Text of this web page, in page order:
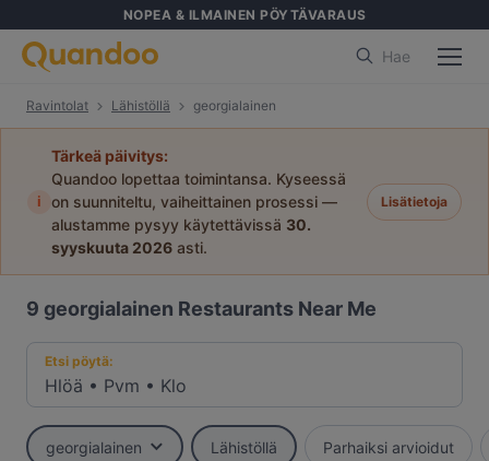
NOPEA & ILMAINEN PÖYTÄVARAUS
Hae
Ravintolat Lähistöllä georgialainen
i
Tärkeä päivitys:
Quandoo lopettaa toimintansa. Kyseessä
on suunniteltu, vaiheittainen prosessi —
alustamme pysyy käytettävissä 30.
syyskuuta 2026 asti.
Lisätietoja
9 georgialainen Restaurants Near Me
Etsi pöytä:
Hlöä • Pvm • Klo
georgialainen Lähistöllä Parhaiksi arvioidut